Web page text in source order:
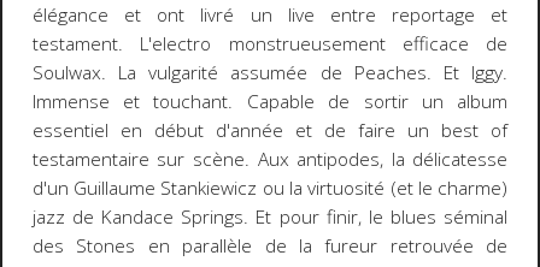
élégance et ont livré un live entre reportage et
testament. L'electro monstrueusement efficace de
Soulwax. La vulgarité assumée de Peaches. Et Iggy.
Immense et touchant. Capable de sortir un album
essentiel en début d'année et de faire un best of
testamentaire sur scène. Aux antipodes, la délicatesse
d'un Guillaume Stankiewicz ou la virtuosité (et le charme)
jazz de Kandace Springs. Et pour finir, le blues séminal
des Stones en parallèle de la fureur retrouvée de